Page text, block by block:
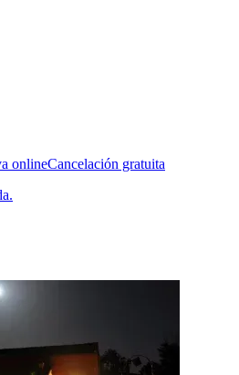
onlineCancelación gratuita